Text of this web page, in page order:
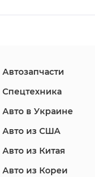
Jeep
Автозапчасти
Спецтехника
Авто в Украине
Авто из США
Авто из Китая
Авто из Кореи